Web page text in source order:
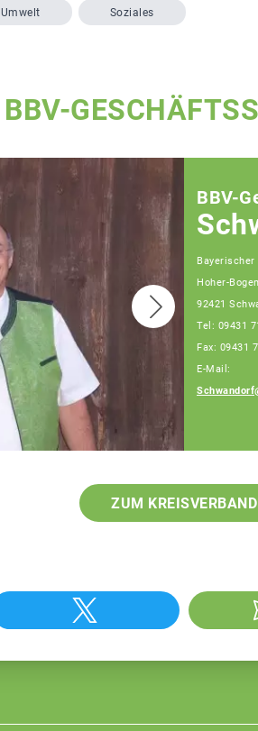
Umwelt Soziales
BBV-
BBV-
Bayerischer
Hoher-
92421
Tel: 09431
Fax: 09431
E-Mail:
ZUM KREISVERBAND